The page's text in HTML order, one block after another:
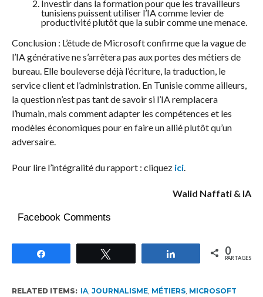
Investir dans la formation pour que les travailleurs
tunisiens puissent utiliser l’IA comme levier de
productivité plutôt que la subir comme une menace.
Conclusion : L’étude de Microsoft confirme que la vague de
l’IA générative ne s’arrêtera pas aux portes des métiers de
bureau. Elle bouleverse déjà l’écriture, la traduction, le
service client et l’administration. En Tunisie comme ailleurs,
la question n’est pas tant de savoir si l’IA remplacera
l’humain, mais comment adapter les compétences et les
modèles économiques pour en faire un allié plutôt qu’un
adversaire.
Pour lire l’intégralité du rapport : cliquez ici.
Walid Naffati & IA
Facebook Comments
Partagez 0
PARTAGES
RELATED ITEMS: IA, JOURNALISME, MÉTIERS, MICROSOFT